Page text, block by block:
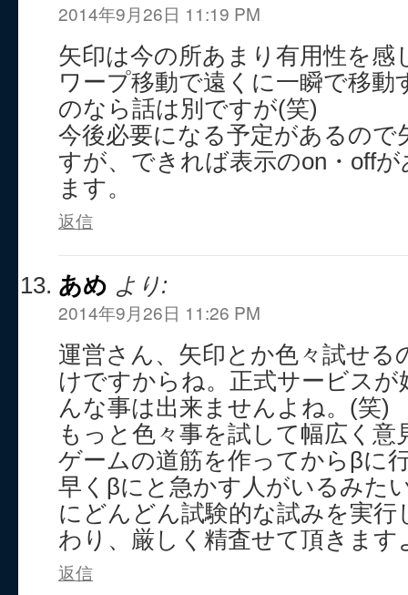
2014年9月26日 11:19 PM
矢印は今の所あまり有用性を感
ワープ移動で遠くに一瞬で移動
のなら話は別ですが(笑)
今後必要になる予定があるので
すが、できれば表示のon・off
ます。
返信
あめ より:
2014年9月26日 11:26 PM
運営さん、矢印とか色々試せる
けですからね。正式サービス
んな事は出来ませんよね。(笑)
もっと色々事を試して幅広く
ゲームの道筋を作ってからβに
早くβにと急かす人がいるみた
にどんどん試験的な試みを実行
わり、厳しく精査せて頂きます
返信